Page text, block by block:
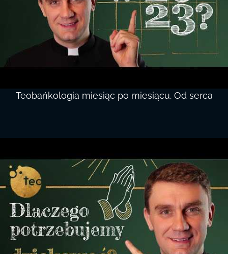
Teobańkologia miesiąc po miesiącu. Od serca